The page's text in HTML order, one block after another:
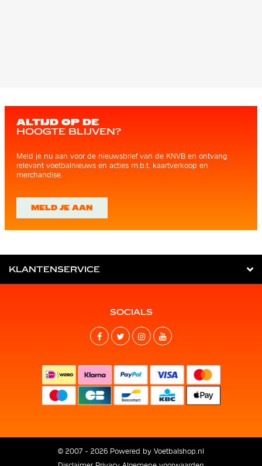
ALTIJD OP DE
HOOGTE BLIJVEN?
Meld je nu aan voor de nieuwsbrief van de KNVB en ontvang
relevant voetbalnieuws en acties m.b.t. kaartverkoop en
merchandise.
MELD JE AAN
KLANTENSERVICE
SOCIALS
© 2007 - 2026 Powered by Voetbalshop.nl